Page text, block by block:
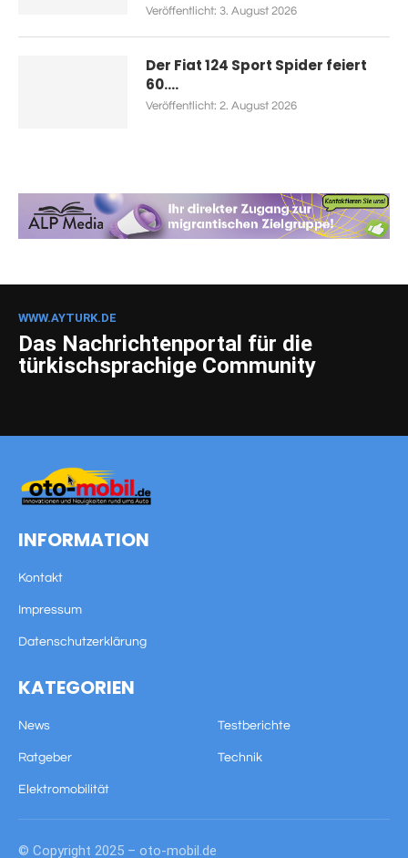
Veröffentlicht: 3. August 2026
Der Fiat 124 Sport Spider feiert
60....
Veröffentlicht: 2. August 2026
INFORMATION
Kontakt
Impressum
Datenschutzerklärung
KATEGORIEN
News Testberichte
Ratgeber Technik
Elektromobilität
© Copyright 2025 – oto-mobil.de
WWW.AYTURK.DE
Das Nachrichtenportal für die
türkischsprachige Community